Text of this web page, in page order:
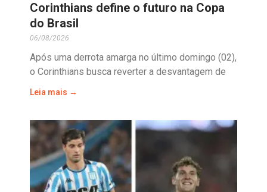
Corinthians define o futuro na Copa
do Brasil
06/08/2026
Após uma derrota amarga no último domingo (02),
o Corinthians busca reverter a desvantagem de
Leia mais →